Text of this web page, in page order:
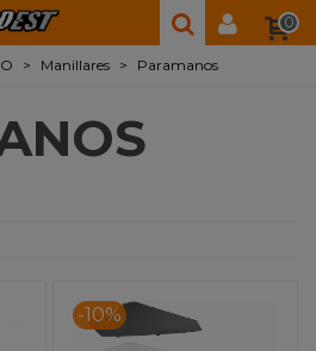
0
> Manillares > Paramanos
-10%